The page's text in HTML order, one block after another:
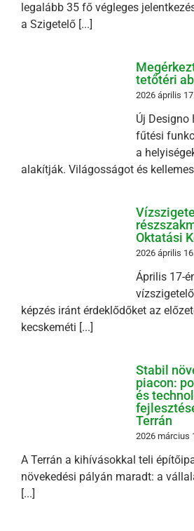
legalább 35 fő végleges
a Szigetelő [...]
tetőtéri
2026 április
Új Designo
fűtési
a
alakítják. Világosságot és kellemes
Oktatási
2026 április
Április 17-
képzés iránt érdeklődőket az
kecskeméti [...]
Stabil
piacon:
és
Terrán
2026 március
A Terrán a kihívásokkal teli
növekedési pályán maradt: a
[...]